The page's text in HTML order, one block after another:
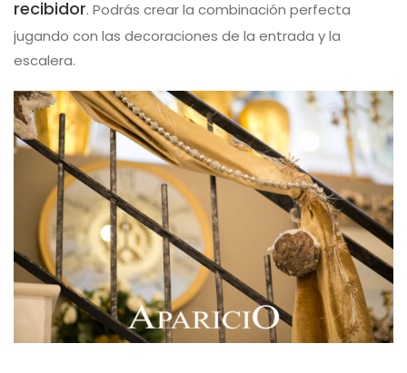
recibidor. Podrás crear la combinación perfecta
jugando con las decoraciones de la entrada y la
escalera.